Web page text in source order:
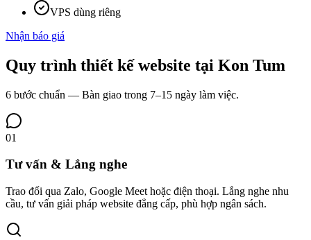
VPS dùng riêng
Nhận báo giá
Quy trình thiết kế website tại Kon Tum
6 bước chuẩn — Bàn giao trong 7–15 ngày làm việc.
01
Tư vấn & Lắng nghe
Trao đổi qua Zalo, Google Meet hoặc điện thoại. Lắng nghe nhu
cầu, tư vấn giải pháp website đẳng cấp, phù hợp ngân sách.